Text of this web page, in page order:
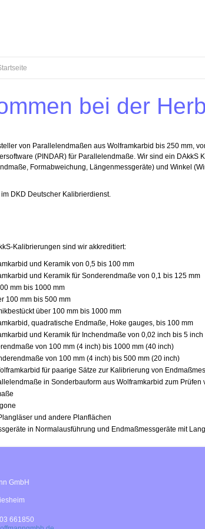
bei der
von Parallelendmaßen aus Wolframkarbid bis 250 mm,
(PINDAR) für Parallelendmaße. Wir sind ein
Formabweichung, Längenmessgeräte) und Winkel
DKD Deutscher Kalibrierdienst.
Kalibrierungen sind wir akkreditiert:
und Keramik von 0,5 bis 100 mm
und Keramik für Sonderendmaße von 0,1 bis 125 mm
mm bis 1000 mm
100 mm bis 500 mm
über 100 mm bis 1000 mm
quadratische Endmaße, Hoke gauges, bis 100 mm
und Keramik für Inchendmaße von 0,02 inch bis 5 inch
von 100 mm (4 inch) bis 1000 mm (40 inch)
von 100 mm (4 inch) bis 500 mm (20 inch)
für paarige Sätze zur Kalibrierung von
in Sonderbauform aus Wolframkarbid zum Prüfen
und andere Planflächen
in Normalausführung und Endmaßmessgeräte mit
GmbH
661850